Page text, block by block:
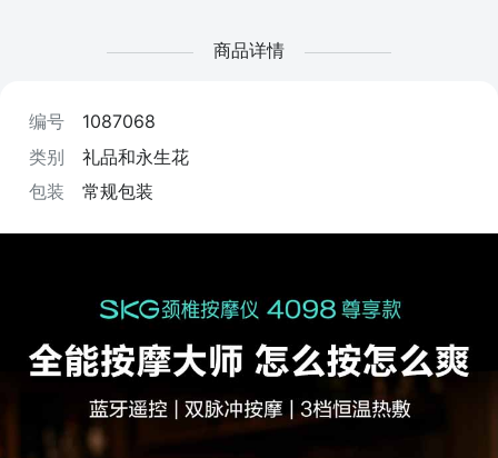
商品详情
编号
1087068
类别
礼品和永生花
包装
常规包装